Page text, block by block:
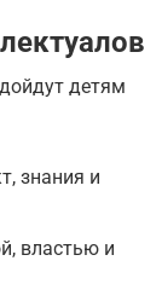
детям
знания и
властью и